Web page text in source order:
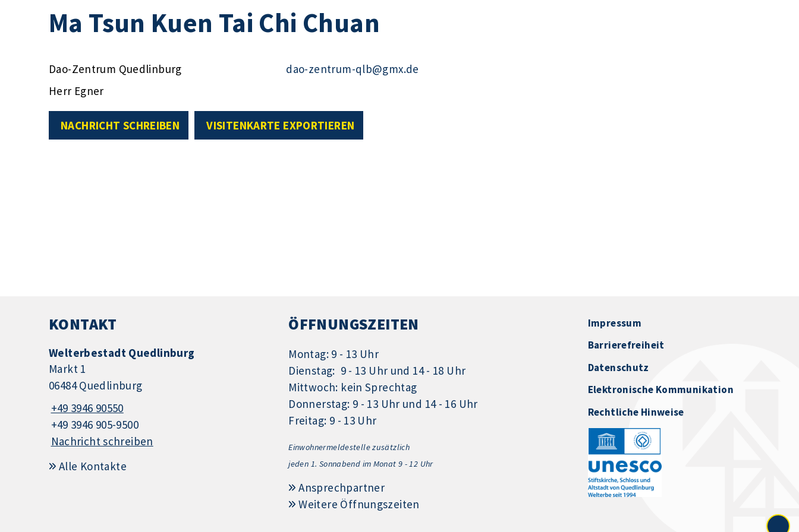
Ma Tsun Kuen Tai Chi Chuan
Dao-Zentrum Quedlinburg
Herr Egner
dao-zentrum-qlb@gmx.de
NACHRICHT SCHREIBEN VISITENKARTE EXPORTIEREN
KONTAKT
Welterbestadt Quedlinburg
Markt 1
06484 Quedlinburg
+49 3946 90550
+49 3946 905-9500
Nachricht schreiben
Alle Kontakte
ÖFFNUNGSZEITEN
Montag: 9 - 13 Uhr
Dienstag: 9 - 13 Uhr und 14 - 18 Uhr
Mittwoch: kein Sprechtag
Donnerstag: 9 - 13 Uhr und 14 - 16 Uhr
Freitag: 9 - 13 Uhr
Einwohnermeldestelle zusätzlich
jeden 1. Sonnabend im Monat 9 - 12 Uhr
Ansprechpartner
Weitere Öffnungszeiten
Impressum
Barrierefreiheit
Datenschutz
Elektronische Kommunikation
Rechtliche Hinweise